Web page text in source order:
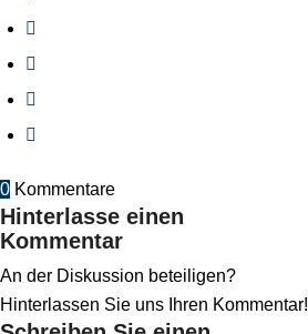
0 Kommentare
Hinterlasse einen
Kommentar
An der Diskussion beteiligen?
Hinterlassen Sie uns Ihren Kommentar!